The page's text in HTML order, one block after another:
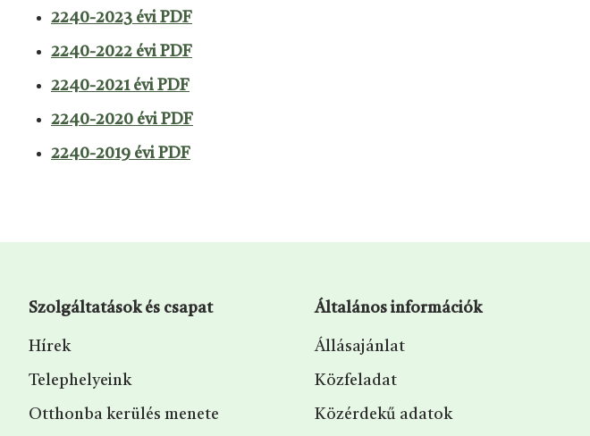
2240-2023 évi PDF
2240-2022 évi PDF
2240-2021 évi PDF
2240-2020 évi PDF
2240-2019 évi PDF
Szolgáltatások és csapat
Hírek
Telephelyeink
Otthonba kerülés menete
Általános információk
Állásajánlat
Közfeladat
Közérdekű adatok